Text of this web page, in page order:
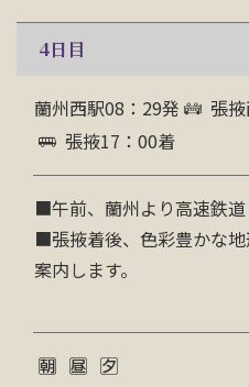
4日目
蘭州西駅08：29発 張
張掖17：00着
■午前、蘭州より高速鉄道
■張掖着後、色彩豊かな
案内します。